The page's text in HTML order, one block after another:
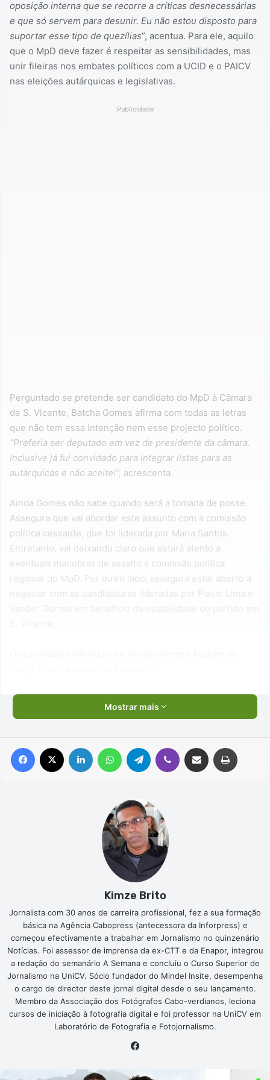
oposição interna que se recorre a críticas desnecessárias
e que só servem para desunir. Eu não estou disposto para
suportar esse tipo de quezílias”, acentua. Para ele, aquilo
que o MpD deve fazer é respeitar as sensibilidades, mas
unir fileiras nos embates políticos com a UCID e o PAICV
nas eleições autárquicas e legislativas.
Publicidade
Perguntado se pretende ser candidato do MpD à Câmara
de S. Vicente, Batcha Gomes afirma com todas as letras
que não tem essa intenção nem esse projecto político.
“Preferia ser deputado em vez de presidente da câmara.
Inclusive já fui convidado para integrar listas para as
autárquicas e não aceitei”, acrescenta.
Ainda Gomes não sabe quando será a tomada de posse.
Assegura que vai abordar este assunto com a comissão
política cessante, que foi liderada por Maria Santos.
Entretanto, vai deixando claro que estará atento a
eventuais manobras de assalto à comissão política
regional do MpD. Por outro lado, assegura estar aberto a
negociar com as candidaturas lideradas por Flávio Lima e
Mostrar mais
Facebook Linkedin WhatsAppTelegram Viber Compartilhar via e-mail
Kimze Brito
Jornalista com 30 anos de carreira profissional, fez a sua formação
básica na Agência Cabopress (antecessora da Inforpress) e
começou efectivamente a trabalhar em Jornalismo no quinzenário
Notícias. Foi assessor de imprensa da ex-CTT e da Enapor, integrou
a redação do semanário A Semana e concluiu o Curso Superior de
Jornalismo na UniCV. Sócio fundador do Mindel Insite, desempenha
o cargo de director deste jornal digital desde o seu lançamento.
Membro da Associação dos Fotógrafos Cabo-verdianos, leciona
cursos de iniciação à fotografia digital e foi professor na UniCV em
Laboratório de Fotografia e Fotojornalismo.